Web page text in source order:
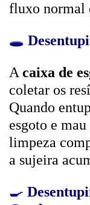
fluxo normal
🕳️
A caixa de
coletar os
Quando
esgoto e
limpeza
a sujeira
🍳